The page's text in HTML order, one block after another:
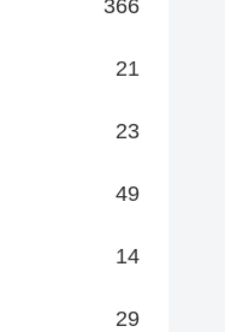
366
21
23
49
14
29